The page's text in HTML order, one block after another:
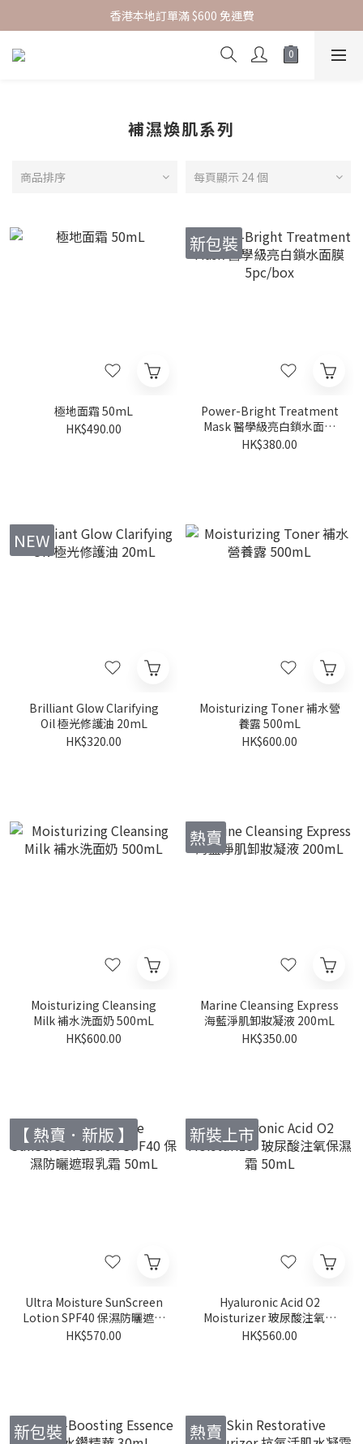
指定正價貨品 | 2件85折
香港本地訂單滿 $600 免運費
新會員結帳時輸入優惠碼 SKBF07 可享首購賞
補濕煥肌系列
商品排序 每頁顯示 24 個
極地面霜 50mL
HK$490.00
新包裝
Power-Bright Treatment
Mask 醫學級亮白鎖水面膜
5pc/box
HK$380.00
NEW
Brilliant Glow Clarifying
Oil 極光修護油 20mL
HK$320.00
Moisturizing Toner 補水營
養露 500mL
HK$600.00
Moisturizing Cleansing
Milk 補水洗面奶 500mL
HK$600.00
熱賣
Marine Cleansing Express
海藍淨肌卸妝凝液 200mL
HK$350.00
【 熱賣．新版 】
Ultra Moisture SunScreen
Lotion SPF40 保濕防曬遮瑕
乳霜 50mL
HK$570.00
新裝上市
Hyaluronic Acid O2
Moisturizer 玻尿酸注氧保
濕霜 50mL
HK$560.00
新包裝 熱賣